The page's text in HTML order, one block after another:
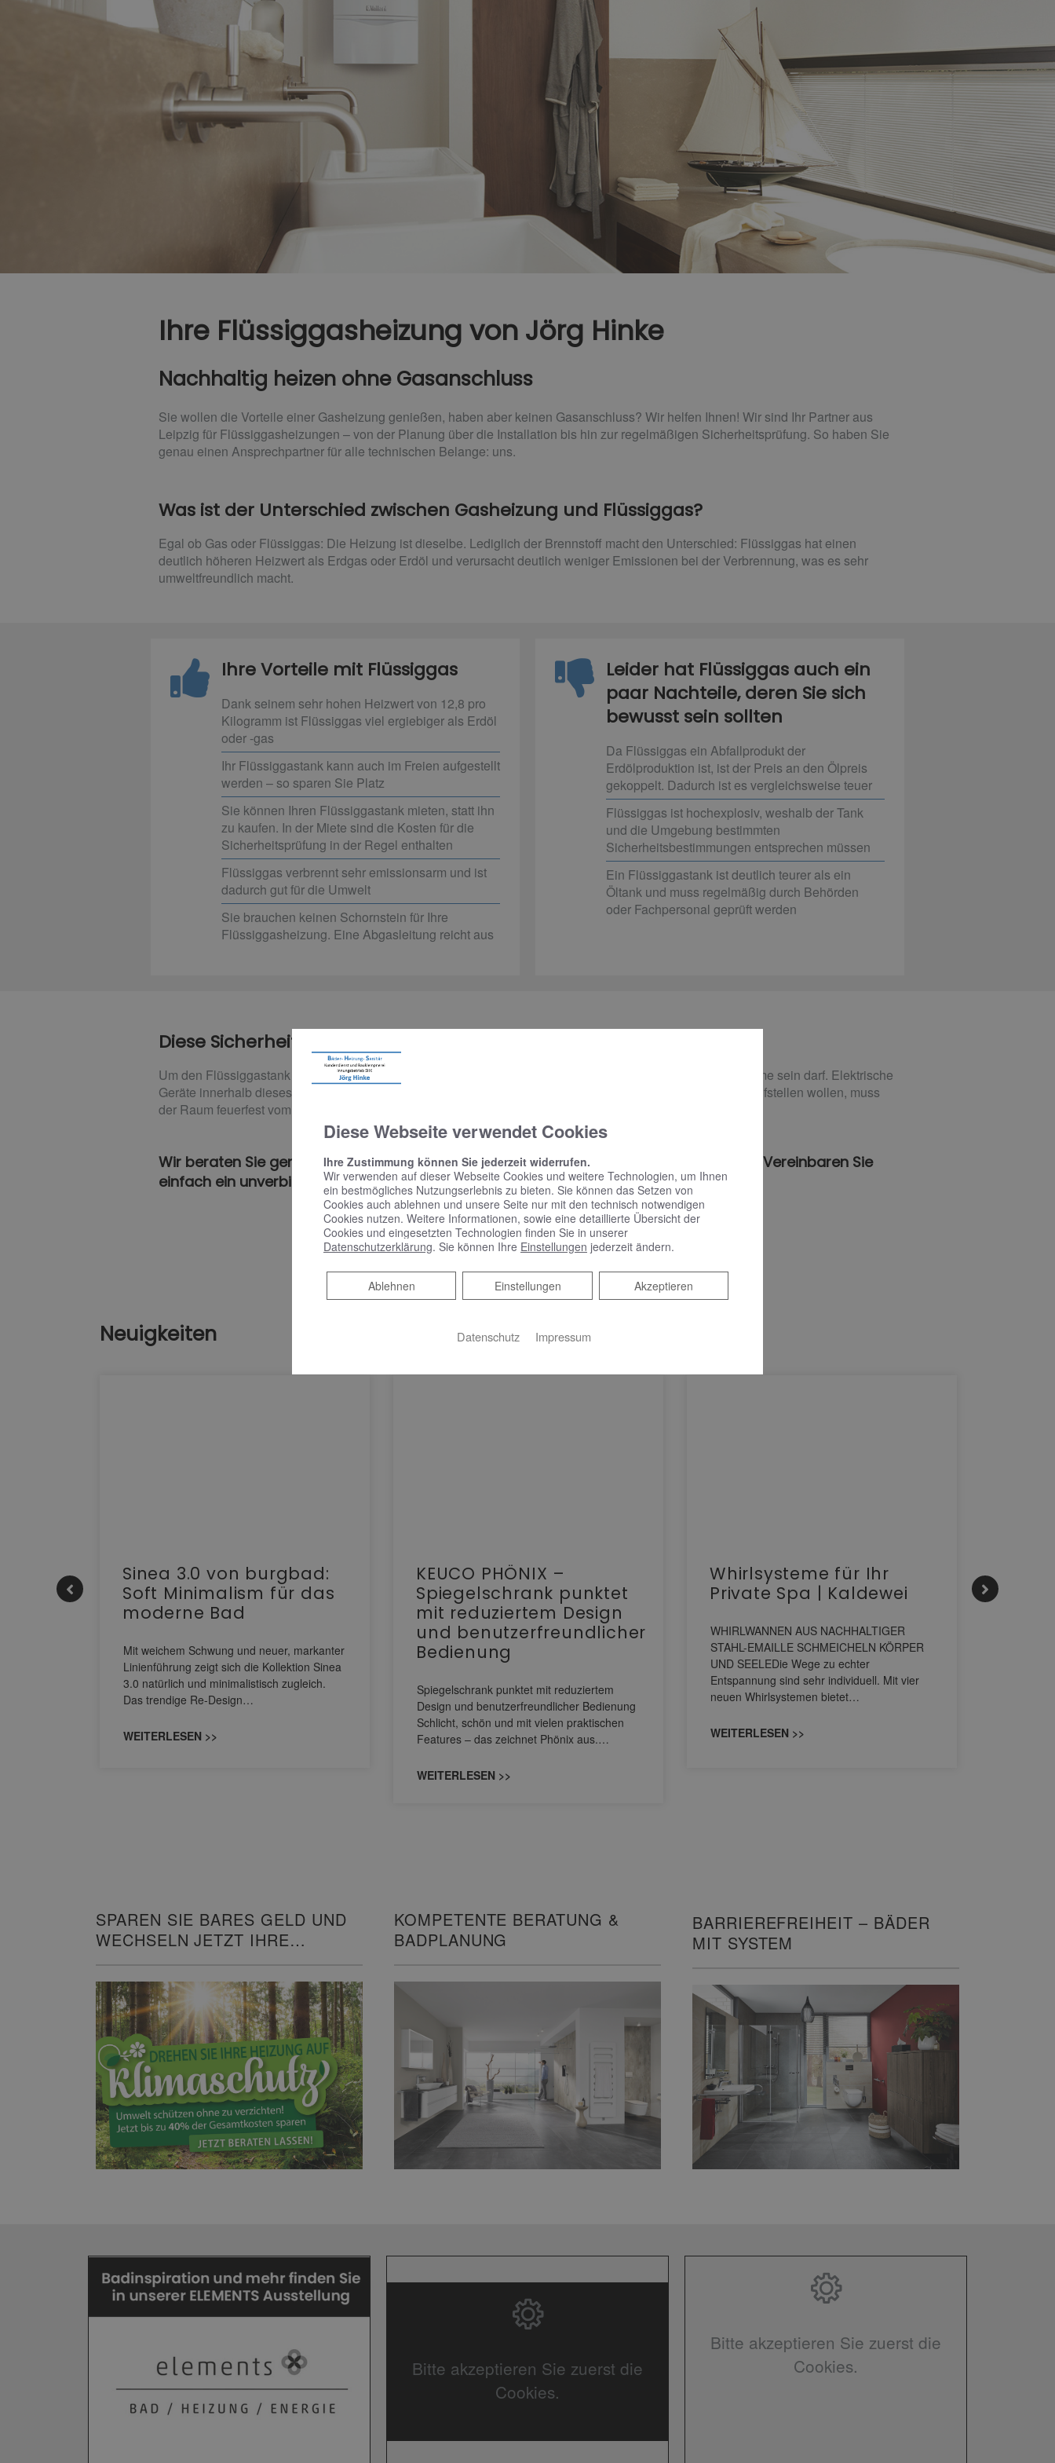
Ihre Flüssiggasheizung von Jörg Hinke
Nachhaltig heizen ohne Gasanschluss
Sie wollen die Vorteile einer Gasheizung genießen, haben aber keinen Gasanschluss? Wir helfen Ihnen! Wir sind Ihr Partner aus
Leipzig für Flüssiggasheizungen – von der Planung über die Installation bis hin zur regelmäßigen Sicherheitsprüfung. So haben Sie
genau einen Ansprechpartner für alle technischen Belange: uns.
Was ist der Unterschied zwischen Gasheizung und Flüssiggas?
Egal ob Gas oder Flüssiggas: Die Heizung ist dieselbe. Lediglich der Brennstoff macht den Unterschied: Flüssiggas hat einen
deutlich höheren Heizwert als Erdgas oder Erdöl und verursacht deutlich weniger Emissionen bei der Verbrennung, was es sehr
umweltfreundlich macht.
Ihre Vorteile mit Flüssiggas
Dank seinem sehr hohen Heizwert von 12,8 pro
Kilogramm ist Flüssiggas viel ergiebiger als Erdöl
oder -gas
Ihr Flüssiggastank kann auch im Freien aufgestellt
werden – so sparen Sie Platz
Sie können Ihren Flüssiggastank mieten, statt ihn
zu kaufen. In der Miete sind die Kosten für die
Sicherheitsprüfung in der Regel enthalten
Flüssiggas verbrennt sehr emissionsarm und ist
dadurch gut für die Umwelt
Sie brauchen keinen Schornstein für Ihre
Flüssiggasheizung. Eine Abgasleitung reicht aus
Leider hat Flüssiggas auch ein
paar Nachteile, deren Sie sich
bewusst sein sollten
Da Flüssiggas ein Abfallprodukt der
Erdölproduktion ist, ist der Preis an den Ölpreis
gekoppelt. Dadurch ist es vergleichsweise teuer
Flüssiggas ist hochexplosiv, weshalb der Tank
und die Umgebung bestimmten
Sicherheitsbestimmungen entsprechen müssen
Ein Flüssiggastank ist deutlich teurer als ein
Öltank und muss regelmäßig durch Behörden
oder Fachpersonal geprüft werden
Diese Sicherheitsbestimmungen müssen Sie beachten
Um den Flüssiggastank muss eine Sicherheitszone von 3 Metern beachtet werden, in der keine offene Flamme sein darf. Elektrische
Geräte innerhalb dieses Radius müssen zudem Ex-geschützt sein. Wenn Sie den Tank in einem Gebäude aufstellen wollen, muss
der Raum feuerfest vom Rest des Hauses abgeschirmt sein.
Wir beraten Sie gerne ausführlich zu den Vor- und Nachteilen einer Flüssiggasheizung. Vereinbaren Sie
einfach ein unverbindliches Beratungsgespräch mit uns!
Neuigkeiten
Sinea 3.0 von burgbad:
Soft Minimalism für das
moderne Bad
Mit weichem Schwung und neuer, markanter
Linienführung zeigt sich die Kollektion Sinea
3.0 natürlich und minimalistisch zugleich.
Das trendige Re-Design…
WEITERLESEN >>
KEUCO PHÖNIX –
Spiegelschrank punktet
mit reduziertem Design
und benutzerfreundlicher
Bedienung
Spiegelschrank punktet mit reduziertem
Design und benutzerfreundlicher Bedienung
Schlicht, schön und mit vielen praktischen
Features – das zeichnet Phönix aus.…
WEITERLESEN >>
Whirlsysteme für Ihr
Private Spa | Kaldewei
WHIRLWANNEN AUS NACHHALTIGER
STAHL-EMAILLE SCHMEICHELN KÖRPER
UND SEELEDie Wege zu echter
Entspannung sind sehr individuell. Mit vier
neuen Whirlsystemen bietet…
WEITERLESEN >>
SPAREN SIE BARES GELD UND
WECHSELN JETZT IHRE
KOMPETENTE BERATUNG &
BADPLANUNG
BARRIEREFREIHEIT – BÄDER
MIT SYSTEM
Bitte akzeptieren Sie zuerst die
Cookies.
Bitte akzeptieren Sie zuerst die
Cookies.
Diese Webseite verwendet Cookies
Ihre Zustimmung können Sie jederzeit widerrufen.
Wir verwenden auf dieser Webseite Cookies und weitere Technologien, um Ihnen
ein bestmögliches Nutzungserlebnis zu bieten. Sie können das Setzen von
Cookies auch ablehnen und unsere Seite nur mit den technisch notwendigen
Cookies nutzen. Weitere Informationen, sowie eine detaillierte Übersicht der
Cookies und eingesetzten Technologien finden Sie in unserer
Datenschutzerklärung. Sie können Ihre Einstellungen jederzeit ändern.
Akzeptieren
Einstellungen
Ablehnen
Ablehnen
Datenschutz Impressum